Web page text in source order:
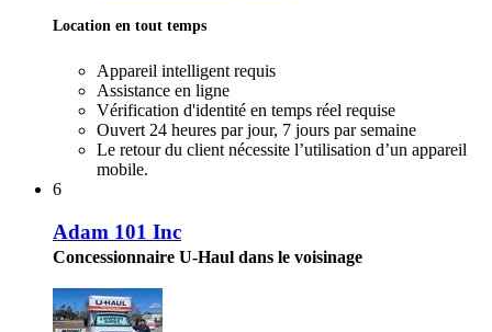
Location en tout temps
Appareil intelligent requis
Assistance en ligne
Vérification d'identité en temps réel requise
Ouvert 24 heures par jour, 7 jours par semaine
Le retour du client nécessite l’utilisation d’un appareil
mobile.
6
Adam 101 Inc
Concessionnaire U-Haul dans le voisinage